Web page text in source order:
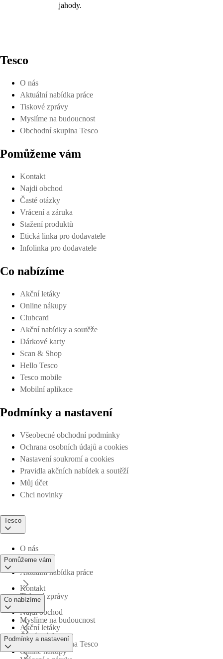
jahody.
Tesco
O nás
Aktuální nabídka práce
Tiskové zprávy
Myslíme na budoucnost
Obchodní skupina Tesco
Pomůžeme vám
Kontakt
Najdi obchod
Časté otázky
Vrácení a záruka
Stažení produktů
Etická linka pro dodavatele
Infolinka pro dodavatele
Co nabízíme
Akční letáky
Online nákupy
Clubcard
Akční nabídky a soutěže
Dárkové karty
Scan & Shop
Hello Tesco
Tesco mobile
Mobilní aplikace
Podmínky a nastavení
Všeobecné obchodní podmínky
Ochrana osobních údajů a cookies
Nastavení soukromí a cookies
Pravidla akčních nabídek a soutěží
Můj účet
Chci novinky
Tesco
O nás
Aktuální nabídka práce
Tiskové zprávy
Myslíme na budoucnost
Obchodní skupina Tesco
Pomůžeme vám
Kontakt
Najdi obchod
Časté otázky
Co nabízíme
Akční letáky
Online nákupy
Podmínky a nastavení